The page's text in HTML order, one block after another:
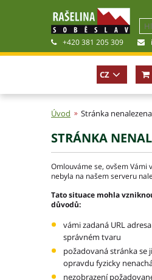
+420 381 205 309
Historie, současnost
Politika společnosti
Obchodní podmínky
Poradna
Soubory ke stažení
Ochrana osobních údajů – GDPR
CZ
EN
Úvod Stránka nenalezena
STRÁNKA
Omlouváme se, ovšem Vámi
nebyla na našem serveru
Tato situace mohla
důvodů:
vámi zadaná URL
správném tvaru
požadovaná stránka se
opravdu fyzicky
nezobrazení